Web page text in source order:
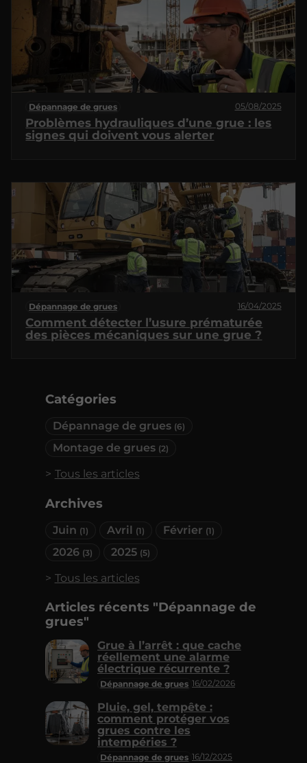
Catégories
Dépannage de grues (6)
Montage de grues (2)
Tous les articles
Archives
Juin (1) Avril (1) Février (1)
2026 (3) 2025 (5)
Tous les articles
Articles récents "Dépannage de
grues"
Dépannage de grues 16/02/2026
Grue à l’arrêt : que cache
réellement une alarme
électrique récurrente ?
Dépannage de grues 16/12/2025
Pluie, gel, tempête :
comment protéger vos
grues contre les
intempéries ?
Dépannage de grues 05/08/2025
Problèmes hydrauliques d’une grue : les
signes qui doivent vous alerter
Dépannage de grues 16/04/2025
Comment détecter l’usure prématurée
des pièces mécaniques sur une grue ?